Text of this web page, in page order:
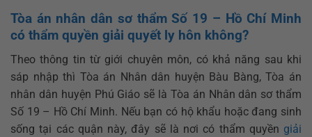
Tòa án nhân dân sơ thẩm Số 19 – Hồ Chí Minh
có thẩm quyền giải quyết ly hôn không?
Theo thông tin từ giới chuyên môn, có khả năng sau khi
sáp nhập thì Tòa án Nhân dân huyện Bàu Bàng, Tòa án
nhân dân huyện Phú Giáo sẽ là Tòa án Nhân dân sơ thẩm
Số 19 – Hồ Chí Minh. Nếu bạn có hộ khẩu hoặc đang sinh
sống tại các quận này, đây sẽ là nơi có thẩm quyền giải